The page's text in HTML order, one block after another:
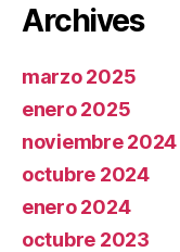
Archives
marzo 2025
enero 2025
noviembre 2024
octubre 2024
enero 2024
octubre 2023